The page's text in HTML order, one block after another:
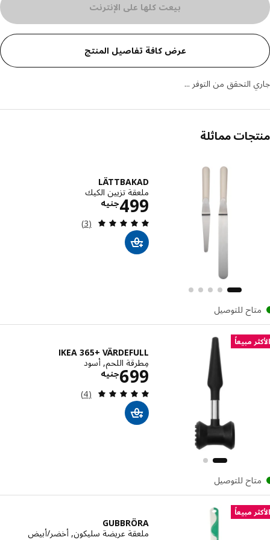
بيعت كلها على الإنترنت
عرض كافة تفاصيل المنتج
التحقق من التوفر ...
مماثلة
LÄTTBAKAD
ملعقة تزيين الكيك
جنيه499 الاسعار جنيه 499
مراجعة: 5 من أصل 5 نجوم. إجمالي المراجعات:
(3)
للتوصيل
مبيعاً
IKEA 365+ VÄRDEFULL
مِطرقة اللحم, أسود
جنيه699 الاسعار جنيه 699
مراجعة: 5 من أصل 5 نجوم. إجمالي المراجعات:
(4)
للتوصيل
مبيعاً
GUBBRÖRA
ملعقة عريضة سليكون, أخضر/أبيض